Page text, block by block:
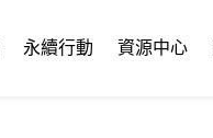
永續行動 資源中心